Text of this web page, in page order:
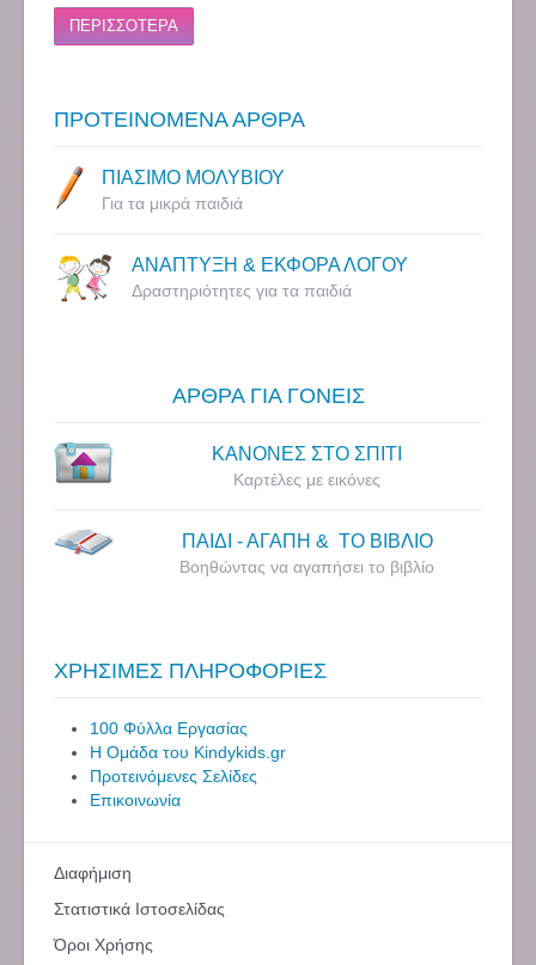
ΠΕΡΙΣΣΟΤΕΡΑ
ΠΡΟΤΕΙΝΟΜΕΝΑ ΑΡΘΡΑ
ΠΙΑΣΙΜΟ ΜΟΛΥΒΙΟΥ
Για τα μικρά παιδιά
ΑΝΑΠΤΥΞΗ & ΕΚΦΟΡΑ ΛΟΓΟΥ
Δραστηριότητες για τα παιδιά
ΑΡΘΡΑ ΓΙΑ ΓΟΝΕΙΣ
ΚΑΝΟΝΕΣ ΣΤΟ ΣΠΙΤΙ
Καρτέλες με εικόνες
ΠΑΙΔΙ - ΑΓΑΠΗ & ΤΟ ΒΙΒΛΙΟ
Βοηθώντας να αγαπήσει το βιβλίο
ΧΡΗΣΙΜΕΣ ΠΛΗΡΟΦΟΡΙΕΣ
100 Φύλλα Εργασίας
Η Ομάδα του Kindykids.gr
Προτεινόμενες Σελίδες
Επικοινωνία
Διαφήμιση
Στατιστικά Ιστοσελίδας
Όροι Χρήσης